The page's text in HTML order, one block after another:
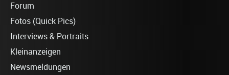
Forum
Fotos (Quick Pics)
Interviews & Portraits
Kleinanzeigen
Newsmeldungen